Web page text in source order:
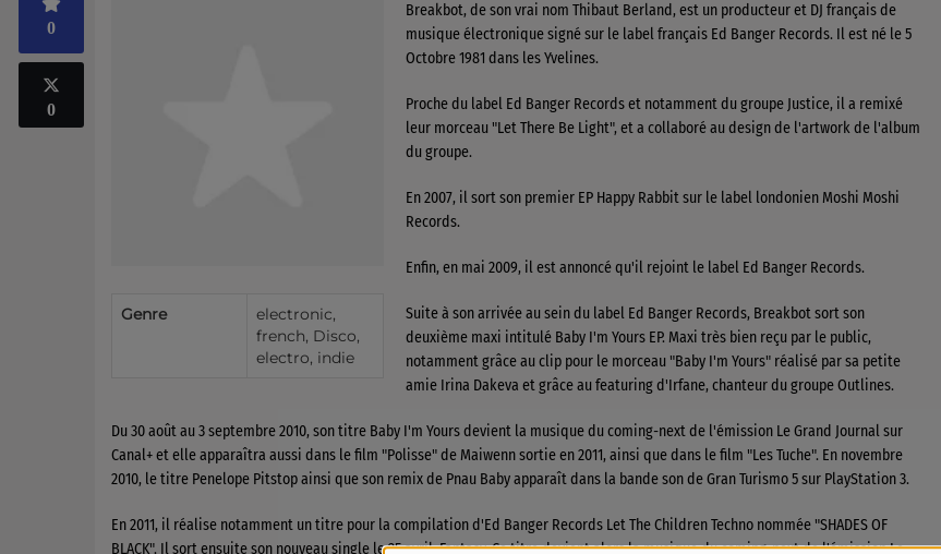
0
0
Genre
electronic,
french, Disco,
electro, indie
Breakbot, de son vrai nom Thibaut Berland, est un producteur et DJ français de
musique électronique signé sur le label français Ed Banger Records. Il est né le 5
Octobre 1981 dans les Yvelines.
Proche du label Ed Banger Records et notamment du groupe Justice, il a remixé
leur morceau "Let There Be Light", et a collaboré au design de l'artwork de l'album
du groupe.
En 2007, il sort son premier EP Happy Rabbit sur le label londonien Moshi Moshi
Records.
Enfin, en mai 2009, il est annoncé qu'il rejoint le label Ed Banger Records.
Suite à son arrivée au sein du label Ed Banger Records, Breakbot sort son
deuxième maxi intitulé Baby I'm Yours EP. Maxi très bien reçu par le public,
notamment grâce au clip pour le morceau "Baby I'm Yours" réalisé par sa petite
amie Irina Dakeva et grâce au featuring d'Irfane, chanteur du groupe Outlines.
Du 30 août au 3 septembre 2010, son titre Baby I'm Yours devient la musique du coming-next de l'émission Le Grand Journal sur
Canal+ et elle apparaîtra aussi dans le film "Polisse" de Maiwenn sortie en 2011, ainsi que dans le film "Les Tuche". En novembre
2010, le titre Penelope Pitstop ainsi que son remix de Pnau Baby apparaît dans la bande son de Gran Turismo 5 sur PlayStation 3.
En 2011, il réalise notamment un titre pour la compilation d'Ed Banger Records Let The Children Techno nommée "SHADES OF
BLACK". Il sort ensuite son nouveau single le 25 avril: Fantasy. Ce titre devient alors la musique du coming-next de l'émission Le